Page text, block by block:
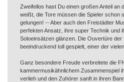
Zweifellos hast Du einen großen Anteil an
weißt, die Tore müssen die Spieler schon
gelungen! -- Aber auch den Freistädter
perfekten Ansatz, ihre super Technik und
Soloeinsätzen glänzen. Die Ouvertüre
beeindruckend toll gespielt, einer der
Ganz besondere Freude verbreitete die
kammermusikähnlichem Zusammenspiel
verlieh und den Zuhörer sanft in ihren